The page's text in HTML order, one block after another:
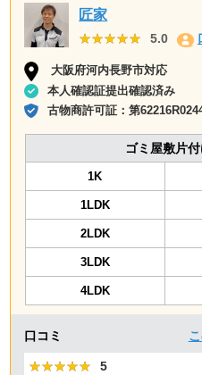
匠家
★★★★★
★★★★★ 5.0
大阪府河内長野市対応
本人確認証提出確認済み
古物商許可証：第
ゴミ屋敷片
1K
1LDK
2LDK
3LDK
4LDK
口コミ
★★★★★
★★★★★ 5